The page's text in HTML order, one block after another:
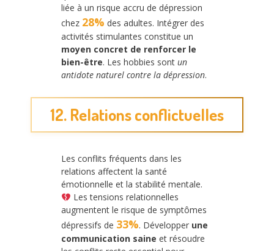
liée à un risque accru de dépression
chez 28% des adultes. Intégrer des
activités stimulantes constitue un
moyen concret de renforcer le
bien-être. Les hobbies sont un
antidote naturel contre la dépression.
12. Relations conflictuelles
Les conflits fréquents dans les
relations affectent la santé
émotionnelle et la stabilité mentale.
Les tensions relationnelles
augmentent le risque de symptômes
dépressifs de 33%. Développer une
communication saine et résoudre